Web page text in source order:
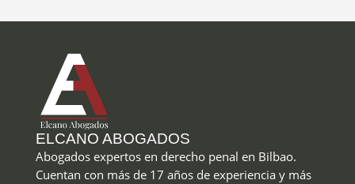
ELCANO ABOGADOS
Abogados expertos en derecho penal en Bilbao.
Cuentan con más de 17 años de experiencia y más